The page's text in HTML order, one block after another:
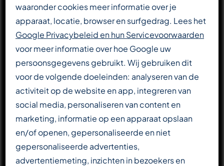
DOWNLOAD CATALOGUS
LEES VERDER OVER T-REX
waaronder cookies meer informatie over je
apparaat, locatie, browser en surfgedrag. Lees het
Google Privacybeleid en hun Servicevoorwaarden
voor meer informatie over hoe Google uw
persoonsgegevens gebruikt. Wij gebruiken dit
voor de volgende doeleinden: analyseren van de
activiteit op de website en app, integreren van
social media, personaliseren van content en
marketing, informatie op een apparaat opslaan
en/of openen, gepersonaliseerde en niet
gepersonaliseerde advertenties,
advertentiemeting, inzichten in bezoekers en